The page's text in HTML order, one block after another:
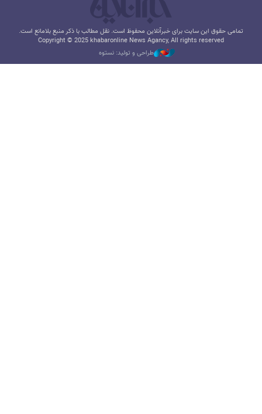
تمامی حقوق این سایت برای خبرآنلاین محفوظ است. نقل مطالب با ذکر منبع بلامانع است.
Copyright © 2025 khabaronline News Agancy, All rights reserved
طراحی و تولید: نستوه